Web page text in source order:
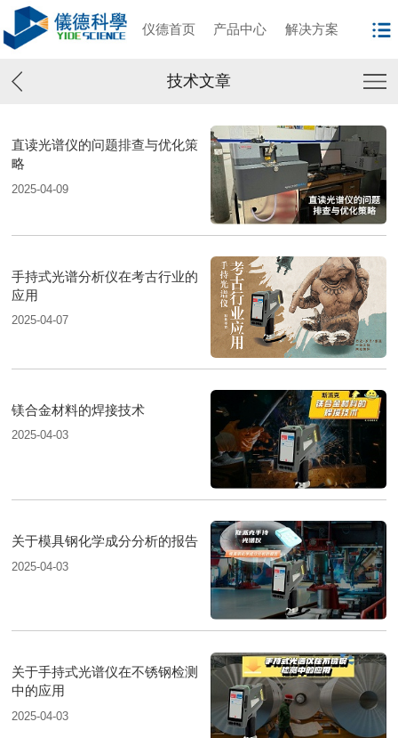
仪德首页 产品中心 解决方案
技术文章
直读光谱仪的问题排查与优化策
略
2025-04-09
手持式光谱分析仪在考古行业的
应用
2025-04-07
镁合金材料的焊接技术
2025-04-03
关于模具钢化学成分分析的报告
2025-04-03
关于手持式光谱仪在不锈钢检测
中的应用
2025-04-03